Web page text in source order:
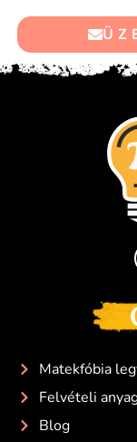
Matekfóbia
Felvételi
Blog